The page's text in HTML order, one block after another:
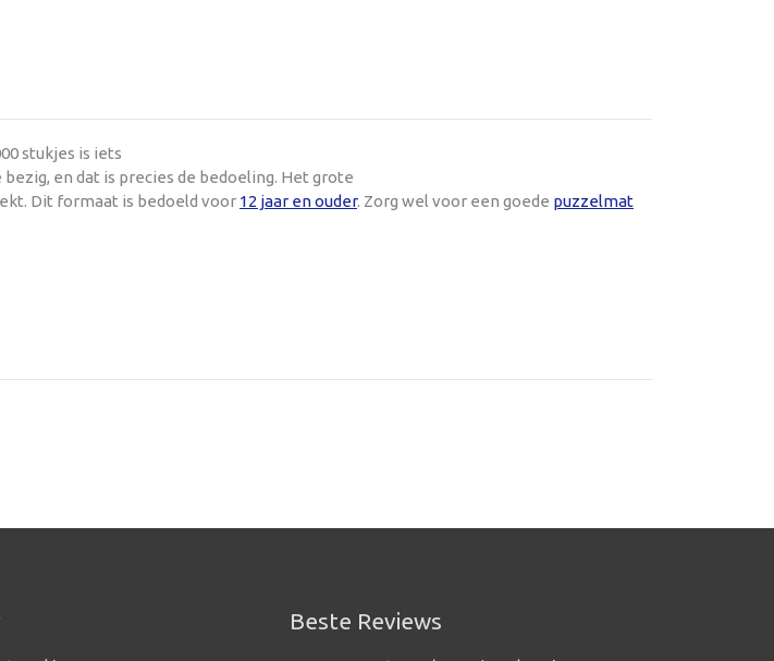
stukjes is iets
en dat is precies de bedoeling. Het grote
Dit formaat is bedoeld voor 12 jaar en ouder. Zorg wel voor een goede puzzelmat
Beste Reviews